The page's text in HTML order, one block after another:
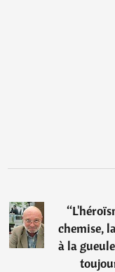
“
chemise,
à la